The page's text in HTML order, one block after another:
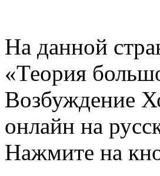
На данной
«Теория
Возбуждение
онлайн на
Нажмите на